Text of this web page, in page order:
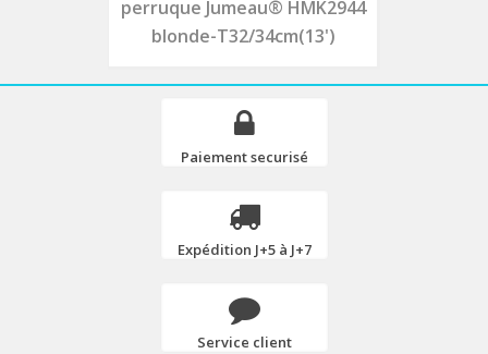
perruque Jumeau® HMK2944
blonde-T32/34cm(13')
Paiement securisé
Expédition J+5 à J+7
Service client